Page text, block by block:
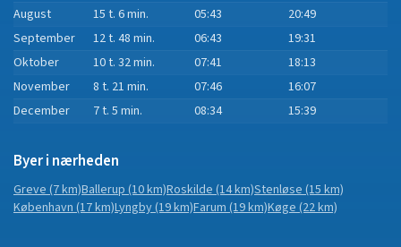
August
15 t. 6 min. 05:43
20:49
September
12 t. 48 min. 06:43
19:31
Oktober
10 t. 32 min. 07:41
18:13
November
8 t. 21 min. 07:46
16:07
December
7 t. 5 min. 08:34 15:39
Byer i nærheden
Greve(7 km)Ballerup(10 km)Roskilde(14 km)Stenløse(15 km)
København(17 km)Lyngby(19 km)Farum(19 km)Køge(22 km)